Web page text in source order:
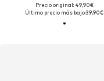
Precio original: 49,90€
Último precio más bajo:39,90€